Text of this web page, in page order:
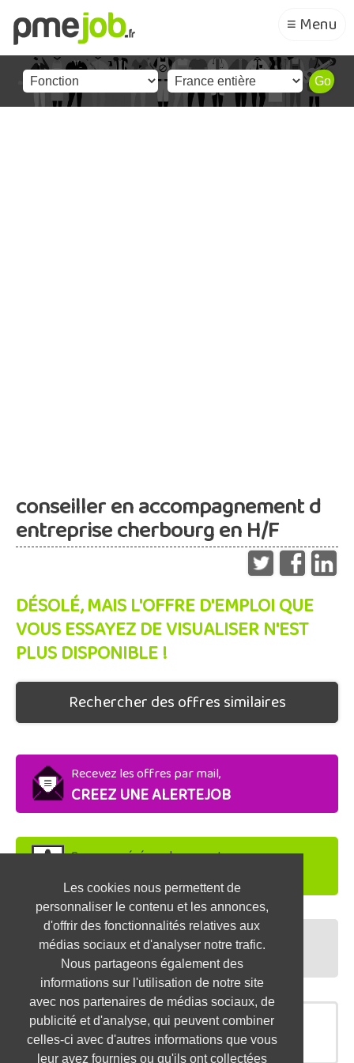
Les cookies nous permettent de
personnaliser le contenu et les annonces,
d'offrir des fonctionnalités relatives aux
médias sociaux et d'analyser notre trafic.
Nous partageons également des
informations sur l'utilisation de notre site
avec nos partenaires de médias sociaux, de
publicité et d'analyse, qui peuvent combiner
celles-ci avec d'autres informations que vous
leur avez fournies ou qu'ils ont collectées
≡ Menu
conseiller en accompagnement d
entreprise cherbourg en H/F
DÉSOLÉ, MAIS L'OFFRE D'EMPLOI QUE
VOUS ESSAYEZ DE VISUALISER N'EST
PLUS DISPONIBLE !
Rechercher des offres similaires
Recevez les offres par mail,
CREEZ UNE ALERTEJOB
Soyez repéré par les recruteurs,
DEPOSEZ VOTRE CV
Préparez vos entretiens,
TESTEZ-VOUS
OFFRES SIMILAIRES